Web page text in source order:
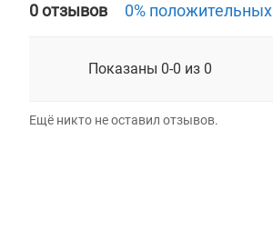
0 отзывов 0% положительных
Показаны 0-0 из 0
Ещё никто не оставил отзывов.